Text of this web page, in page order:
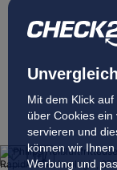
Mit dem Klick
über Cookies
servieren und
können wir
Werbung und